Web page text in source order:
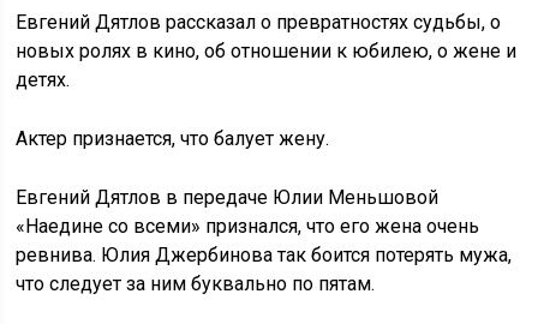
Евгений Дятлов рассказал о превратностях судьбы, о
новых ролях в кино, об отношении к юбилею, о жене и
детях.
Актер признается, что балует жену.
Евгений Дятлов в передаче Юлии Меньшовой
«Наедине со всеми» признался, что его жена очень
ревнива. Юлия Джербинова так боится потерять мужа,
что следует за ним буквально по пятам.